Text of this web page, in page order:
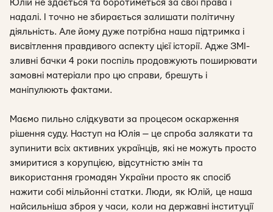
Юлій не здається та боротиметься за свої права і
надалі. І точно не збирається залишати політичну
діяльність. Але йому дуже потрібна наша підтримка і
висвітлення правдивого аспекту цієї історії. Адже ЗМІ-
зливні бачки 4 роки поспіль продовжують поширювати
замовні матеріали про цю справи, брешуть і
маніпулюють фактами.
Маємо пильно слідкувати за процесом оскарження
рішення суду. Наступ на Юлія — це спроба залякати та
зупинити всіх активних українців, які не можуть просто
змиритися з корупцією, відсутністю змін та
використання громадян України просто як спосіб
нажити собі мільйонні статки. Люди, як Юлій, це наша
найсильніша зброя у часи, коли на державні інституції